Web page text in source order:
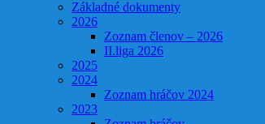
Základné dokumenty
2026
Zoznam členov – 2026
II.liga 2026
2025
2024
Zoznam hráčov 2024
2023